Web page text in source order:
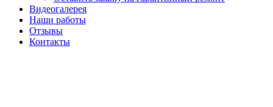
Видеогалерея
Наши работы
Отзывы
Контакты